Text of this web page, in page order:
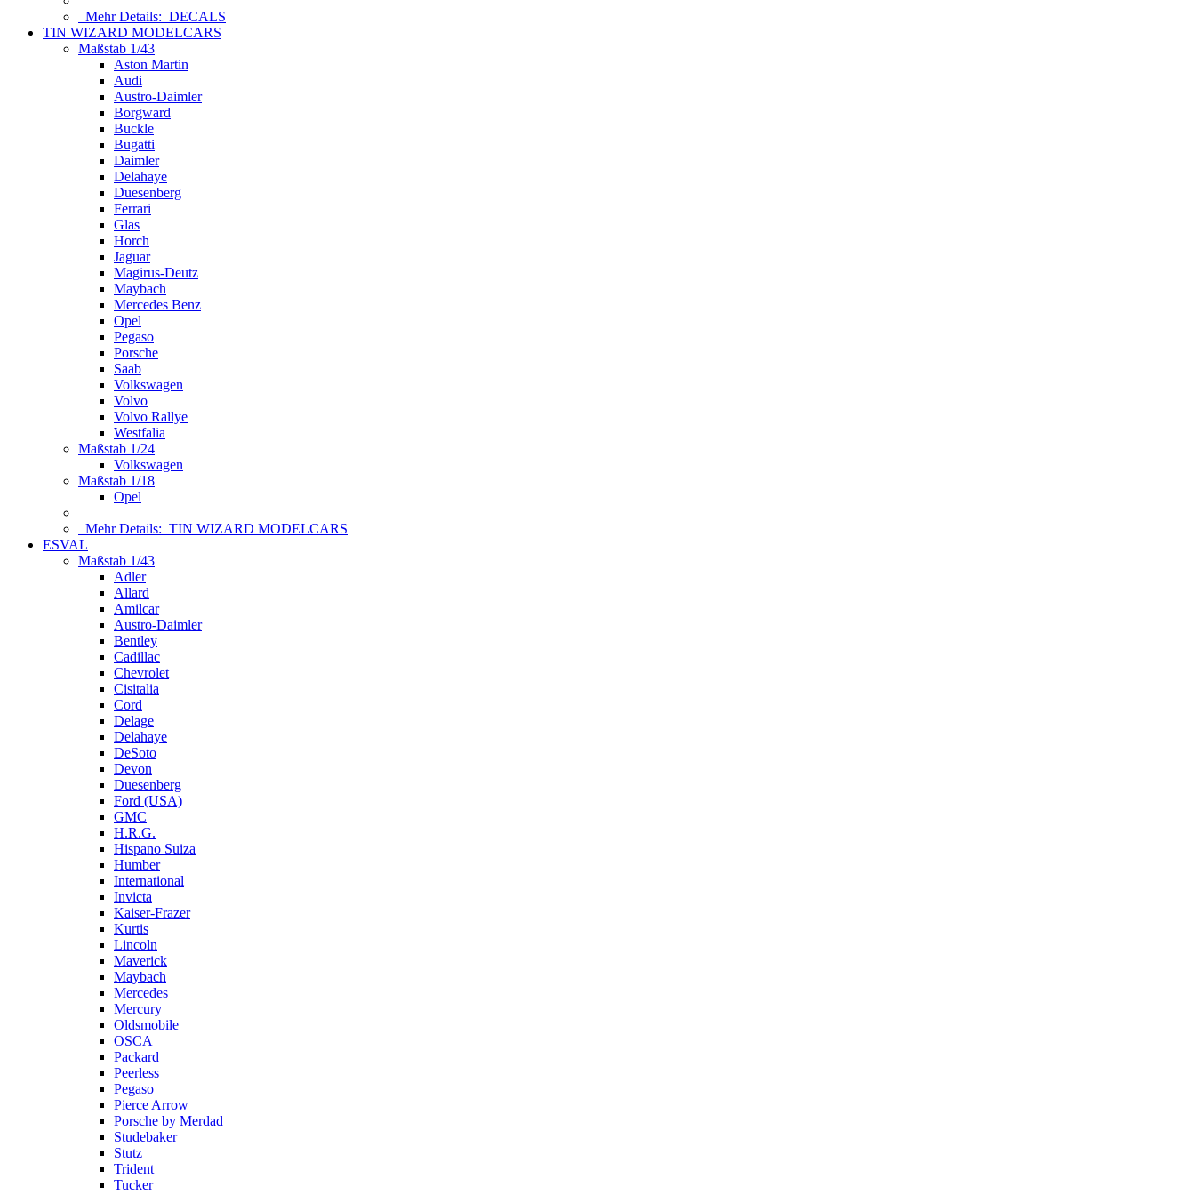
Mehr Details: DECALS
TIN WIZARD MODELCARS
Maßstab 1/43
Aston Martin
Audi
Austro-Daimler
Borgward
Buckle
Bugatti
Daimler
Delahaye
Duesenberg
Ferrari
Glas
Horch
Jaguar
Magirus-Deutz
Maybach
Mercedes Benz
Opel
Pegaso
Porsche
Saab
Volkswagen
Volvo
Volvo Rallye
Westfalia
Maßstab 1/24
Volkswagen
Maßstab 1/18
Opel
Mehr Details: TIN WIZARD MODELCARS
ESVAL
Maßstab 1/43
Adler
Allard
Amilcar
Austro-Daimler
Bentley
Cadillac
Chevrolet
Cisitalia
Cord
Delage
Delahaye
DeSoto
Devon
Duesenberg
Ford (USA)
GMC
H.R.G.
Hispano Suiza
Humber
International
Invicta
Kaiser-Frazer
Kurtis
Lincoln
Maverick
Maybach
Mercedes
Mercury
Oldsmobile
OSCA
Packard
Peerless
Pegaso
Pierce Arrow
Porsche by Merdad
Studebaker
Stutz
Trident
Tucker